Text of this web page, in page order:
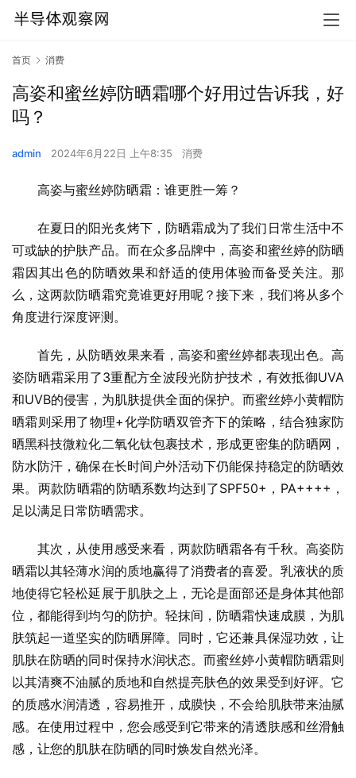
首页 消费
高姿和蜜丝婷防晒霜哪个好用过告诉我，好
吗？
admin 2024年6月22日 上午8:35 消费
高姿与蜜丝婷防晒霜：谁更胜一筹？
在夏日的阳光炙烤下，防晒霜成为了我们日常生活中不
可或缺的护肤产品。而在众多品牌中，高姿和蜜丝婷的防晒
霜因其出色的防晒效果和舒适的使用体验而备受关注。那
么，这两款防晒霜究竟谁更好用呢？接下来，我们将从多个
角度进行深度评测。
首先，从防晒效果来看，高姿和蜜丝婷都表现出色。高
姿防晒霜采用了3重配方全波段光防护技术，有效抵御UVA
和UVB的侵害，为肌肤提供全面的保护。而蜜丝婷小黄帽防
晒霜则采用了物理+化学防晒双管齐下的策略，结合独家防
晒黑科技微粒化二氧化钛包裹技术，形成更密集的防晒网，
防水防汗，确保在长时间户外活动下仍能保持稳定的防晒效
果。两款防晒霜的防晒系数均达到了SPF50+，PA++++，
足以满足日常防晒需求。
其次，从使用感受来看，两款防晒霜各有千秋。高姿防
晒霜以其轻薄水润的质地赢得了消费者的喜爱。乳液状的质
地使得它轻松延展于肌肤之上，无论是面部还是身体其他部
位，都能得到均匀的防护。轻抹间，防晒霜快速成膜，为肌
肤筑起一道坚实的防晒屏障。同时，它还兼具保湿功效，让
肌肤在防晒的同时保持水润状态。而蜜丝婷小黄帽防晒霜则
以其清爽不油腻的质地和自然提亮肤色的效果受到好评。它
的质感水润清透，容易推开，成膜快，不会给肌肤带来油腻
感。在使用过程中，您会感受到它带来的清透肤感和丝滑触
感，让您的肌肤在防晒的同时焕发自然光泽。